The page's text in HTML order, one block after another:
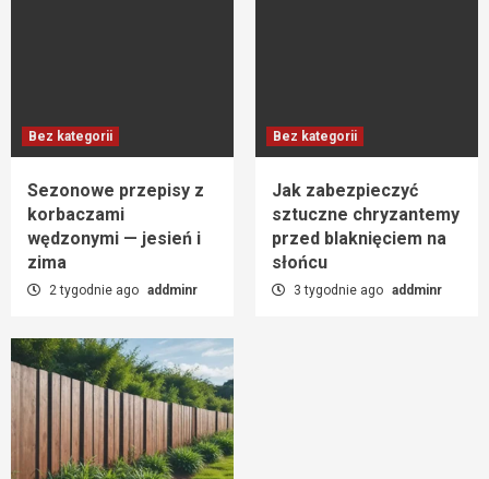
Bez kategorii
Sezonowe przepisy z
korbaczami
wędzonymi — jesień i
zima
2 tygodnie ago addminr
Bez kategorii
Jak zabezpieczyć
sztuczne chryzantemy
przed blaknięciem na
słońcu
3 tygodnie ago addminr